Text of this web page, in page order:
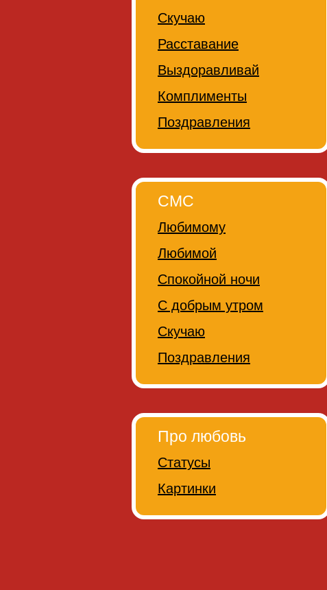
Скучаю
Расставание
Выздоравливай
Комплименты
Поздравления
СМС
Любимому
Любимой
Спокойной ночи
С добрым утром
Скучаю
Поздравления
Про любовь
Статусы
Картинки